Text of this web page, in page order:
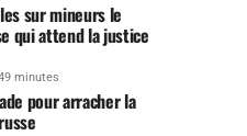
sur mineurs le
qui attend la justice
minutes
pour arracher la